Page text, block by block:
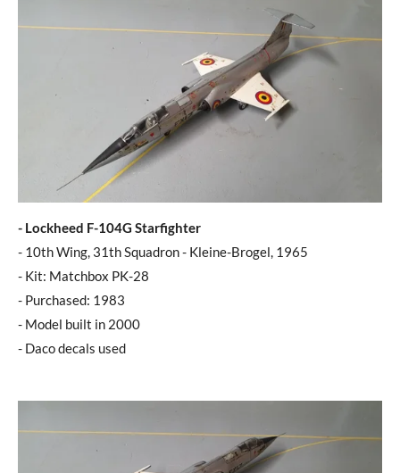
- Lockheed F-104G Starfighter
- 10th Wing, 31th Squadron - Kleine-Brogel, 1965
- Kit: Matchbox PK-28
- Purchased: 1983
- Model built in 2000
- Daco decals used